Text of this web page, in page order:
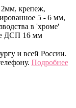
крепеж,
5 - 6 мм,
в 'хроме'
ДСП 16 мм
и всей России.
Подробнее